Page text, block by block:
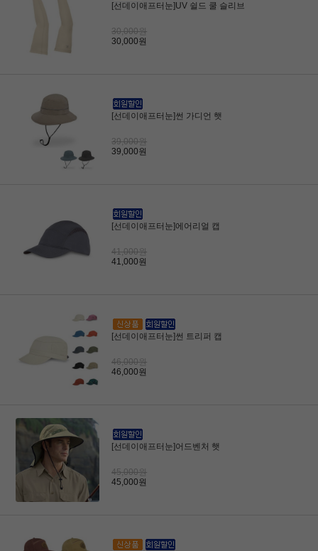
[선데이애프터눈]UV 쉴드 쿨 슬리브
30,000원
30,000원
[선데이애프터눈]썬 가디언 햇
39,000원
39,000원
[선데이애프터눈]에어리얼 캡
41,000원
41,000원
[선데이애프터눈]썬 트리퍼 캡
46,000원
46,000원
[선데이애프터눈]어드벤처 햇
45,000원
45,000원